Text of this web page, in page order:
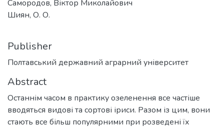
Самородов, Віктор Миколайович
Шиян, О. О.
Publisher
Полтавський державний аграрний університет
Abstract
Останнім часом в практику озеленення все частіше
вводяться видові та сортові іриси. Разом із цим, вони
стають все більш популярними при розведені їх